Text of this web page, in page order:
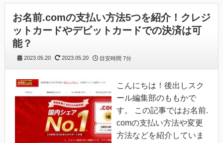
お名前.comの支払い方法5つを紹介！クレジ
ットカードやデビットカードでの決済は可
能？
2023.05.20 2023.05.20 目安時間 7分
こんにちは！後出しスク
ール編集部のももかで
す。 この記事ではお名前.
comの支払い方法や変更
方法などを紹介していま